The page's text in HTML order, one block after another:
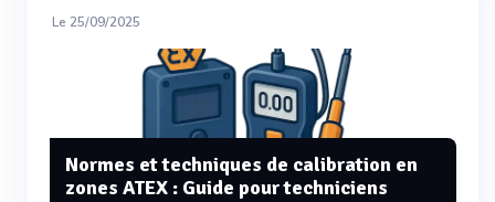
Le 25/09/2025
Normes et techniques de calibration en
zones ATEX : Guide pour techniciens